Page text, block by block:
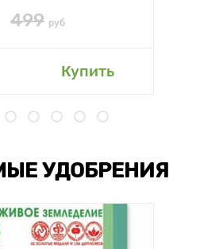
499 руб
Купить
УДОБРЕНИЯ